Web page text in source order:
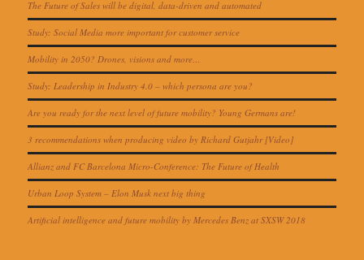
The Future of Sales will be digital, data-driven and automated
Study: Social Media more important for customer service
Mobility in 2050? Drones, visions and more…
Study: Leadership in Industry 4.0 – which persona are you?
Are you ready for the next level of future mobility? Young Germans are!
3 recommendations when producing video by Richard Gutjahr [Video]
Allianz and FC Barcelona Micro-Conference: The Future of Health
Urban Loop System – Elon Musk next big thing
Artificial intelligence and future mobility by Mercedes Benz at SXSW 2018